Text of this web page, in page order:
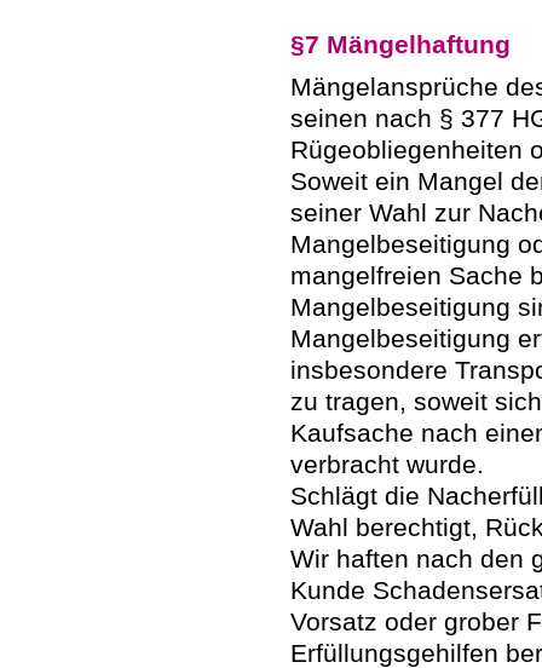
§7 Mängelhaftung
Mängelansprüche
seinen nach § 377
Rügeobliegenheiten
Soweit ein Mangel
seiner Wahl zur
Mangelbeseitigung
mangelfreien Sache
Mangelbeseitigung
Mangelbeseitigung
insbesondere
zu tragen, soweit
Kaufsache nach
verbracht wurde.
Schlägt die
Wahl berechtigt,
Wir haften nach den
Kunde
Vorsatz oder grober
Erfüllungsgehilfen